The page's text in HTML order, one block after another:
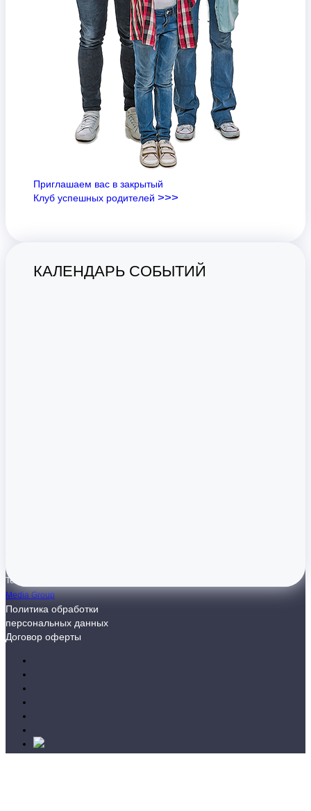
Приглашаем вас в закрытый
Клуб успешных родителей >>>
КАЛЕНДАРЬ СОБЫТИЙ
Техподдержка
Media Group
Политика обработки
персональных данных
Договор оферты